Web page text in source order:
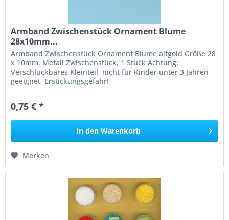
Armband Zwischenstück Ornament Blume
28x10mm...
Armband Zwischenstück Ornament Blume altgold Größe 28
x 10mm, Metall Zwischenstück, 1 Stück Achtung:
Verschluckbares Kleinteil, nicht für Kinder unter 3 Jahren
geeignet, Erstickungsgefahr!
0,75 € *
In den Warenkorb
Merken